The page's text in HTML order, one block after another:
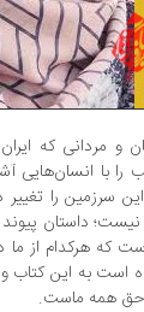
مردانی که ایران
با انسان‌هایی
سرزمین را تغییر
داستان پیوند
که هرکدام از ما
است به این کتاب
حق همه ماست.